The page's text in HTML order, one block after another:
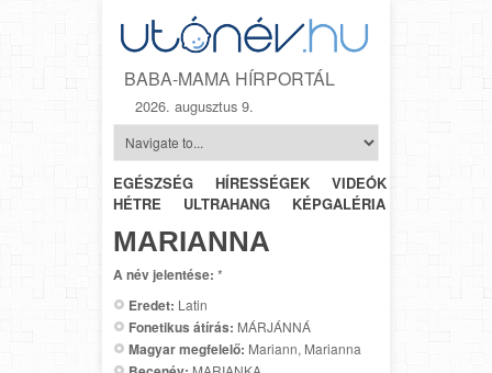
BABA-MAMA HÍRPORTÁL
2026. augusztus 9.
EGÉSZSÉG HÍRESSÉGEK VIDEÓK
HÉTRŐL-
HÉTRE
ULTRAHANG KÉPGALÉRIA
MARIANNA
A név jelentése: *
Eredet: Latin
Fonetikus átírás: MÁRJÁNNÁ
Magyar megfelelő: Mariann, Marianna